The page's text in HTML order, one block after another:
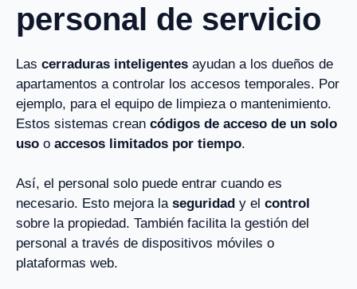
personal de servicio
Las cerraduras inteligentes ayudan a los dueños de
apartamentos a controlar los accesos temporales. Por
ejemplo, para el equipo de limpieza o mantenimiento.
Estos sistemas crean códigos de acceso de un solo
uso o accesos limitados por tiempo.
Así, el personal solo puede entrar cuando es
necesario. Esto mejora la seguridad y el control
sobre la propiedad. También facilita la gestión del
personal a través de dispositivos móviles o
plataformas web.